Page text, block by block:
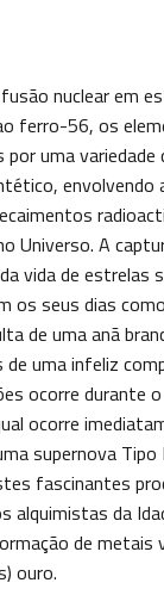
nuclear em
ferro-56, os
uma variedade
envolvendo
Universo. A
vida de estrelas
os seus dias
de uma anã
uma infeliz
ocorre durante
ocorre
supernova
fascinantes
alquimistas da
de metais
ouro.